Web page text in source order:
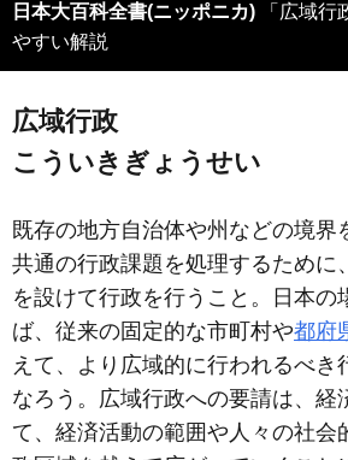
日本大百科全書(ニッポニカ) 「広域行
やすい解説
広域行政
こういきぎょうせい
既存の地方自治体や州などの境界
共通の行政課題を処理するために、
を設けて行政を行うこと。日本の
ば、従来の固定的な市町村や都府
えて、より広域的に行われるべき
なろう。広域行政への要請は、経
て、経済活動の範囲や人々の社会